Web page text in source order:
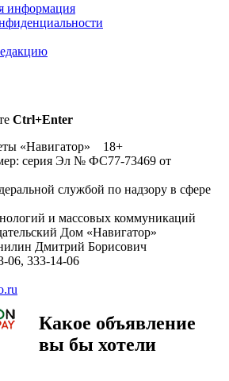
информация
Ctrl+Enter
«Навигатор» 18+
серия Эл № ФС77-73469 от
службой по надзору в сфере
и массовых коммуникаций
Дом «Навигатор»
Дмитрий Борисович
06, 333-14-06
Какое объявление
вы бы хотели